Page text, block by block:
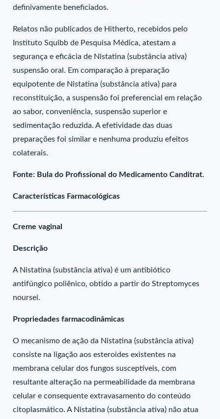
definivamente beneficiados.
Relatos não publicados de Hitherto, recebidos pelo
Instituto Squibb de Pesquisa Médica, atestam a
segurança e eficácia de Nistatina (substância ativa)
suspensão oral. Em comparação à preparação
equipotente de Nistatina (substância ativa) para
reconstituição, a suspensão foi preferencial em relação
ao sabor, conveniência, suspensão superior e
sedimentação reduzida. A efetividade das duas
preparações foi similar e nenhuma produziu efeitos
colaterais.
Fonte: Bula do Profissional do Medicamento Canditrat.
Características Farmacológicas
Creme vaginal
Descrição
A Nistatina (substância ativa) é um antibiótico
antifúngico poliênico, obtido a partir do Streptomyces
noursei.
Propriedades farmacodinâmicas
O mecanismo de ação da Nistatina (substância ativa)
consiste na ligação aos esteroides existentes na
membrana celular dos fungos susceptíveis, com
resultante alteração na permeabilidade da membrana
celular e consequente extravasamento do conteúdo
citoplasmático. A Nistatina (substância ativa) não atua